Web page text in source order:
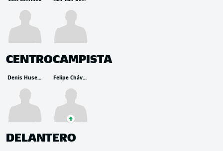
CENTROCAMPISTA
Denis Huseinbašić Felipe Chávez
DELANTERO